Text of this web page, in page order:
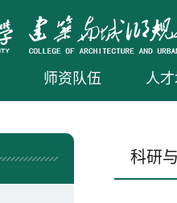
师资队伍 人
科研